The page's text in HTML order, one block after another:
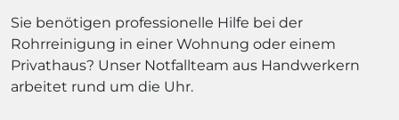
Sie benötigen professionelle Hilfe bei der
Rohrreinigung in einer Wohnung oder einem
Privathaus? Unser Notfallteam aus Handwerkern
arbeitet rund um die Uhr.